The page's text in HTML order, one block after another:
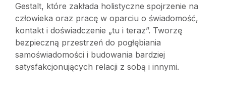
Gestalt, które zakłada holistyczne spojrzenie na
człowieka oraz pracę w oparciu o świadomość,
kontakt i doświadczenie „tu i teraz”. Tworzę
bezpieczną przestrzeń do pogłębiania
samoświadomości i budowania bardziej
satysfakcjonujących relacji z sobą i innymi.